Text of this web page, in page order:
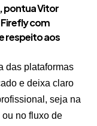
pontua Vitor
com
respeito aos
das plataformas
e deixa claro
seja na
no fluxo de